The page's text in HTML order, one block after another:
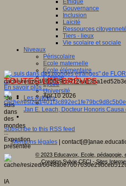
Ethique
Gouvernance
Inclusion
Laïcité
Ressources citoyenneté
Tiers - lieux
Vie scolaire et sociale
Niveaux
Périscolaire
Ecole maternelle
Ecole élémentaire
Collège
Lycée
Université
Les auteurs
"Je suis dans des mondes étranges" de
...
En savoir plus ...
"Je
suis
dans
des
mondes
...
Expostion
présentée
...
IA
TOUTES LES BRÈVES
Apr 10 2026
Jan E. Leach, Docteur Honoris
Subscribe to this RSS feed
Mentions légales|
© 2023 Educavox, Ecole, pédagogie,
Creation Sylvie CECI - Sites